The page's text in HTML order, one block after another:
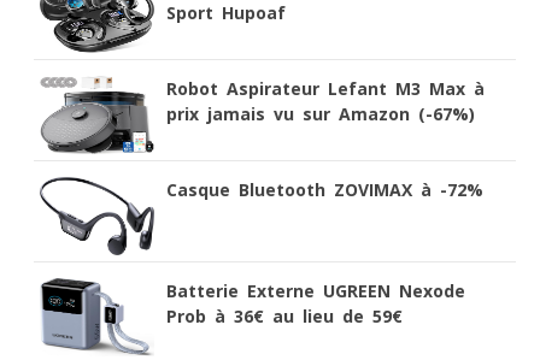
Sport Hupoaf
Robot Aspirateur Lefant M3 Max à
prix jamais vu sur Amazon (-67%)
Casque Bluetooth ZOVIMAX à -72%
Batterie Externe UGREEN Nexode
Prob à 36€ au lieu de 59€